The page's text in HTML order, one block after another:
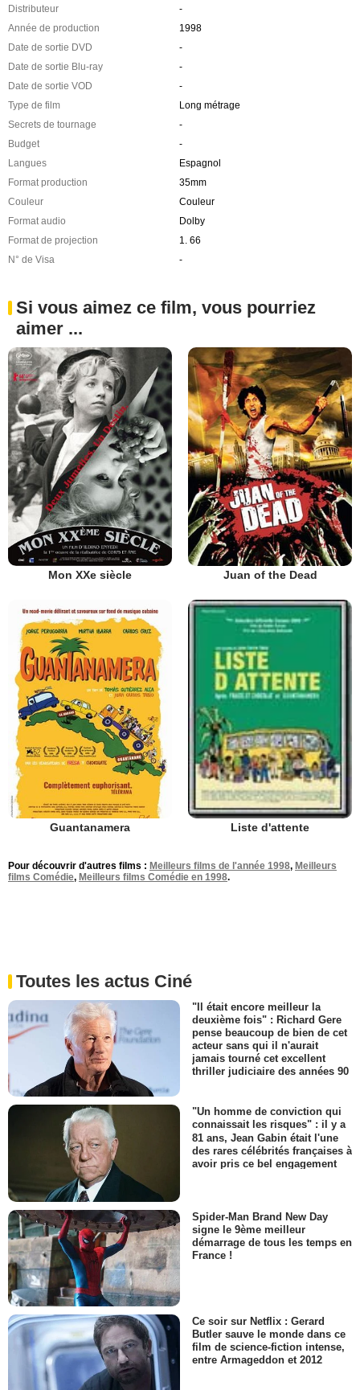
Distributeur
-
Année de production
1998
Date de sortie DVD
-
Date de sortie Blu-ray
-
Date de sortie VOD
-
Type de film
Long métrage
Secrets de tournage
-
Budget
-
Langues
Espagnol
Format production
35mm
Couleur
Couleur
Format audio
Dolby
Format de projection
1. 66
N° de Visa
-
Si vous aimez ce film, vous pourriez
aimer ...
Mon XXe siècle Juan of the Dead
Guantanamera Liste d'attente
Pour découvrir d'autres films : Meilleurs films de l'année 1998, Meilleurs
films Comédie, Meilleurs films Comédie en 1998.
Toutes les actus Ciné
"Il était encore meilleur la
deuxième fois" : Richard Gere
pense beaucoup de bien de cet
acteur sans qui il n'aurait
jamais tourné cet excellent
thriller judiciaire des années 90
"Un homme de conviction qui
connaissait les risques" : il y a
81 ans, Jean Gabin était l'une
des rares célébrités françaises à
avoir pris ce bel engagement
Spider-Man Brand New Day
signe le 9ème meilleur
démarrage de tous les temps en
France !
Ce soir sur Netflix : Gerard
Butler sauve le monde dans ce
film de science-fiction intense,
entre Armageddon et 2012